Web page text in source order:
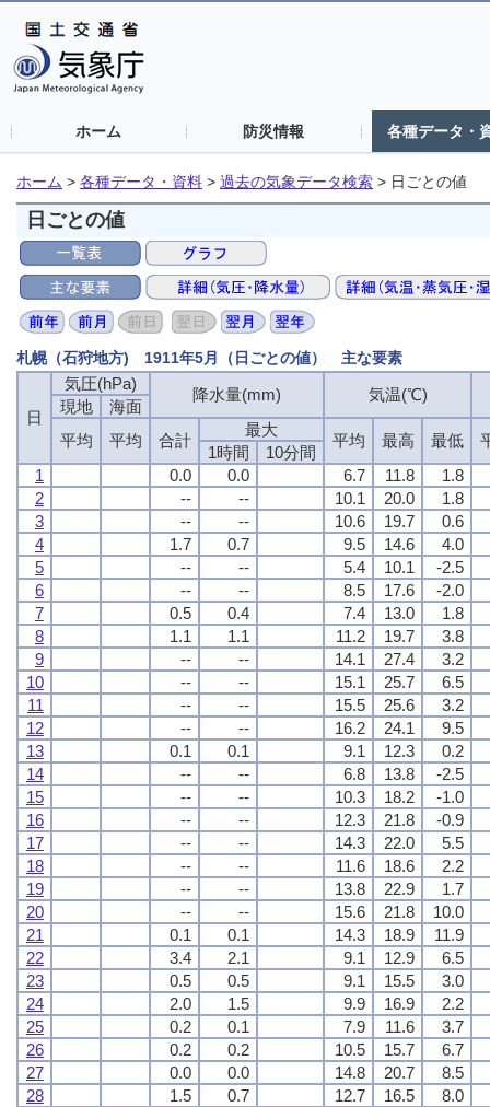
ホーム 防災情報 各種データ・
ホーム > 各種データ・資料 > 過去の気象データ検索 > 日ごとの値
日ごとの値
札幌（石狩地方) 1911年5月（日ごとの値） 主な要素
日
気圧(hPa)
降水量(mm) 気温(℃)
現地
海面
平均
平均 合計
最大
平均 最高 最低
1時間
10分間
1
0.0 0.0 6.7 11.8
1.8
2
-- -- 10.1 20.0
1.8
3
-- -- 10.6 19.7
0.6
4
1.7 0.7 9.5 14.6
4.0
5
-- -- 5.4 10.1
-2.5
6
-- -- 8.5 17.6
-2.0
7
0.5 0.4 7.4 13.0
1.8
8
1.1 1.1 11.2 19.7
3.8
9
-- -- 14.1 27.4
3.2
10
-- -- 15.1 25.7
6.5
11
-- -- 15.5 25.6
3.2
12
-- -- 16.2 24.1
9.5
13
0.1 0.1 9.1 12.3
0.2
14
-- -- 6.8 13.8
-2.5
15
-- -- 10.3 18.2
-1.0
16
-- -- 12.3 21.8
-0.9
17
-- -- 14.3 22.0
5.5
18
-- -- 11.6 18.6
2.2
19
-- -- 13.8 22.9
1.7
20
-- -- 15.6 21.8
10.0
21
0.1 0.1 14.3 18.9
11.9
22
3.4 2.1 9.1 12.9
6.5
23
0.5 0.5 9.1 15.5
3.0
24
2.0 1.5 9.9 16.9
2.2
25
0.2 0.1 7.9 11.6
3.7
26
0.2 0.2 10.5 15.7
6.7
27
0.0 0.0 14.8 20.7
8.5
28
1.5 0.7 12.7 16.5
8.0